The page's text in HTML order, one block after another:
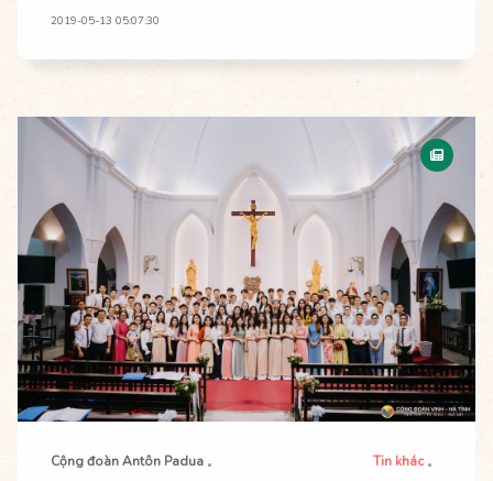
Thánh lễ Quan Thầy.
2019-05-13 05:07:30
Cộng đoàn Antôn Padua Tin khác